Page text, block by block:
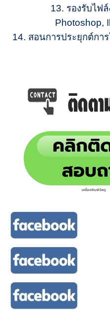
13. รองรับไฟ
Photoshop,
14. สอนการประยุกต์กา